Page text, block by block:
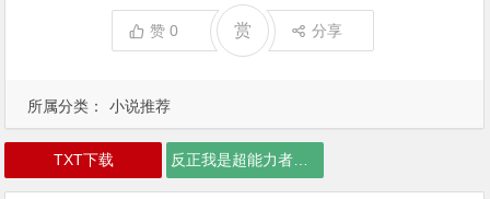
所属分类： 小说推荐
赞0 赏 分享
TXT下载 反正我是超能力者下载